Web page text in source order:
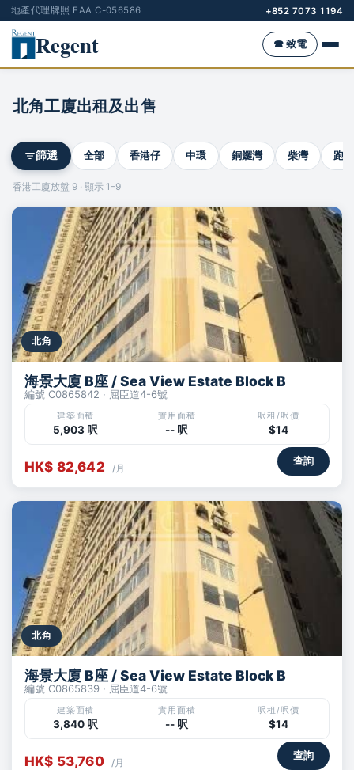
地產代理牌照 EAA C-056586 +852 7073 1194
Regent ☎ 致電
北角工廈出租及出售
篩選 全部 香港仔 中環 銅鑼灣 柴灣 跑
香港工廈放盤 9 · 顯示 1–9
北角
海景大廈 B座 / Sea View Estate Block B
編號 C0865842 · 屈臣道4-6號
建築面積
5,903 呎
實用面積
-- 呎
呎租/呎價
$14
HK$ 82,642 /月
查詢
北角
海景大廈 B座 / Sea View Estate Block B
編號 C0865839 · 屈臣道4-6號
建築面積
3,840 呎
實用面積
-- 呎
呎租/呎價
$14
HK$ 53,760 /月
查詢